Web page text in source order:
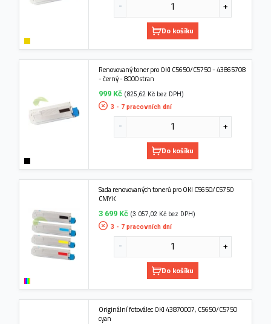
Do košíku
Renovovaný toner pro OKI C5650/C5750 - 43865708
- černý - 8000 stran
999 Kč (825,62 Kč bez DPH)
3 - 7 pracovních dní
Do košíku
Sada renovovaných tonerů pro OKI C5650/C5750
CMYK
3 699 Kč (3 057,02 Kč bez DPH)
3 - 7 pracovních dní
Do košíku
Originální fotoválec OKI 43870007, C5650/C5750
cyan